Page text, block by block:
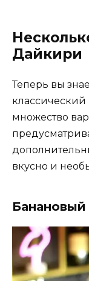
Дайкири
Теперь вы
множество
вкусно и